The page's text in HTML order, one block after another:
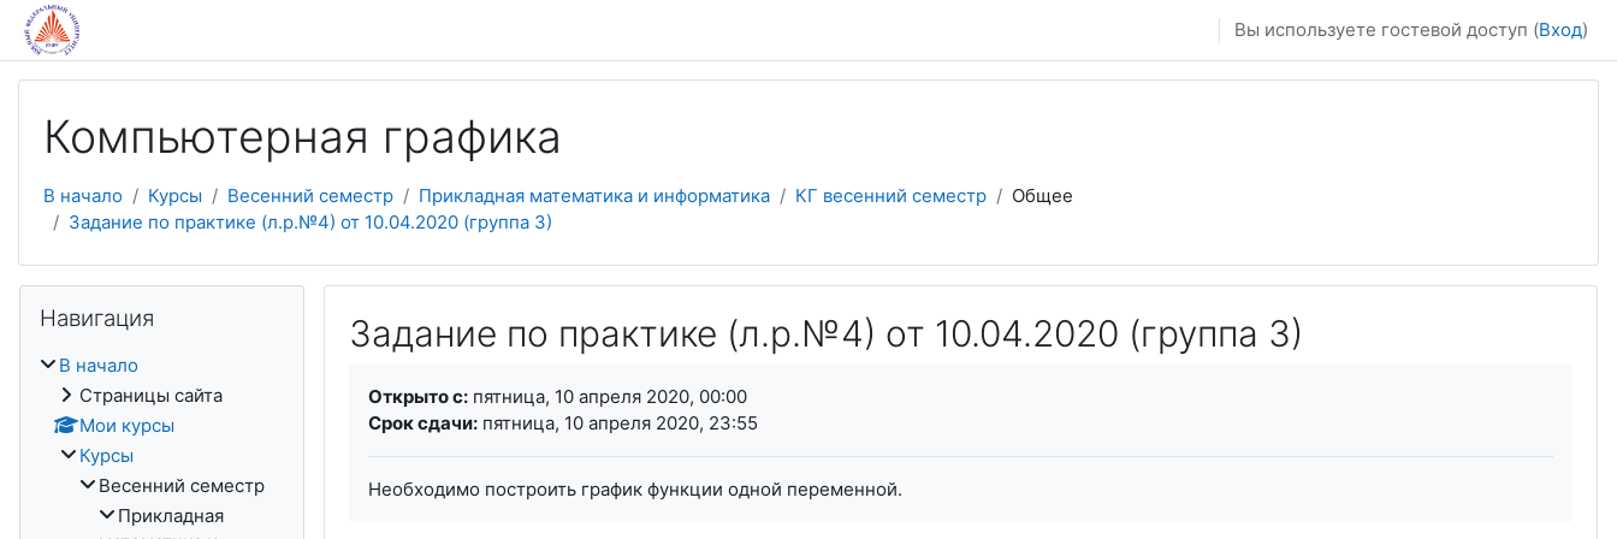
Перейти к основному содержанию
Вы используете гостевой доступ (Вход)
Компьютерная графика
В начало Курсы Весенний семестр Прикладная математика и информатика КГ весенний семестр
Общее
Задание по практике (л.р.№4) от 10.04.2020 (группа 3)
Задание по практике (л.р.№4) от 10.04.2020 (группа 3)
Открыто с:пятница, 10 апреля 2020, 00:00
Срок сдачи:пятница, 10 апреля 2020, 23:55
Необходимо построить график функции одной переменной.
Навигация
В начало
Страницы сайта
Мои курсы
Курсы
Весенний семестр
Прикладная